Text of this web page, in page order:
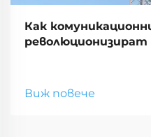
Как
Виж повече